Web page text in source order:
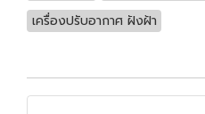
เครื่องปรับอากาศ ฝังฝ้า